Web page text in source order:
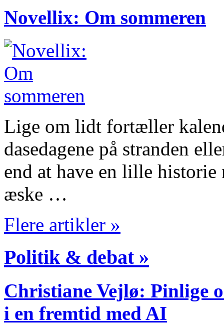
Novellix: Om sommeren
Lige om lidt fortæller
dasedagene på stranden
end at have en lille historie
æske …
Flere artikler »
Politik & debat »
Christiane Vejlø: Pinlige
i en fremtid med AI